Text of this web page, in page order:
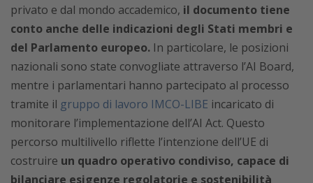
privato e dal mondo accademico, il documento tiene
conto anche delle indicazioni degli Stati membri e
del Parlamento europeo. In particolare, le posizioni
nazionali sono state convogliate attraverso l’AI Board,
mentre i parlamentari hanno partecipato al processo
tramite il gruppo di lavoro IMCO-LIBE incaricato di
monitorare l’implementazione dell’AI Act. Questo
percorso multilivello riflette l’intenzione dell’UE di
costruire un quadro operativo condiviso, capace di
bilanciare esigenze regolatorie e sostenibilità